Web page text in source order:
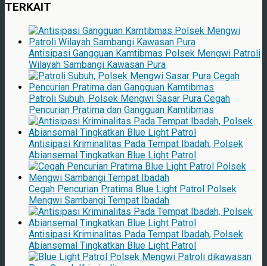
TERKAIT
Antisipasi Gangguan Kamtibmas Polsek Mengwi Patroli
Wilayah Sambangi Kawasan Pura
Patroli Subuh, Polsek Mengwi Sasar Pura Cegah
Pencurian Pratima dan Gangguan Kamtibmas
Antisipasi Kriminalitas Pada Tempat Ibadah, Polsek
Abiansemal Tingkatkan Blue Light Patrol
Cegah Pencurian Pratima Blue Light Patrol Polsek
Mengwi Sambangi Tempat Ibadah
Antisipasi Kriminalitas Pada Tempat Ibadah, Polsek
Abiansemal Tingkatkan Blue Light Patrol